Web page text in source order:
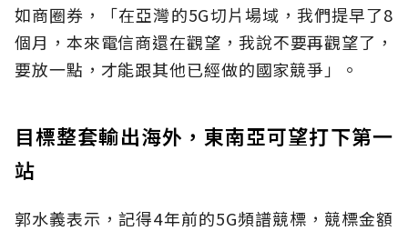
如商圈券，「在亞灣的5G切片場域，我們提早了8
個月，本來電信商還在觀望，我說不要再觀望了，
要放一點，才能跟其他已經做的國家競爭」。
目標整套輸出海外，東南亞可望打下第一
站
郭水義表示，記得4年前的5G頻譜競標，競標金額